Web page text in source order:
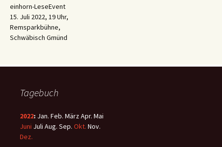
einhorn-LeseEvent
15. Juli 2022, 19 Uhr,
Remsparkbühne,
Schwäbisch Gmünd
Tagebuch
2022: Jan. Feb. MärzApr. Mai
Juni Juli Aug. Sep. Okt. Nov.
Dez.